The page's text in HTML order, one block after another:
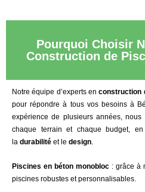
Pourquoi Choisir
Construction de
Notre équipe d’experts enconstruction
pour répondre à tous vos besoins à
expérience de plusieurs années,
chaque terrain et chaque budget,
la durabilité et le design.
Piscines en béton monobloc : grâce à
piscines robustes et personnalisables.